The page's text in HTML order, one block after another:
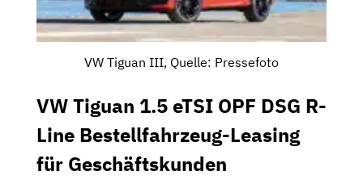
VW Tiguan III, Quelle: Pressefoto
VW Tiguan 1.5 eTSI OPF DSG R-
Line Bestellfahrzeug-Leasing
für Geschäftskunden